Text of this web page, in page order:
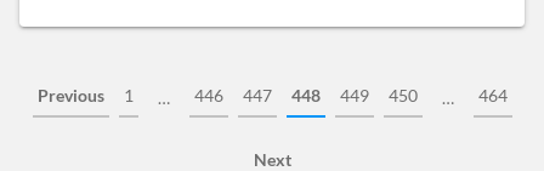
Previous 1 … 446 447 448 449 450 … 464
Next